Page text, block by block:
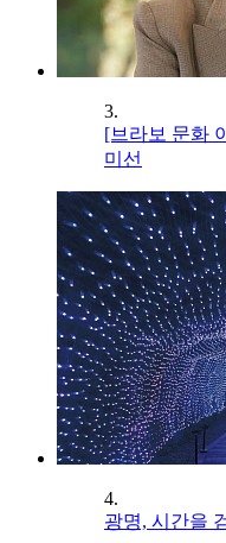
3.
[브라보 문화
미선
4.
광명, 시간을